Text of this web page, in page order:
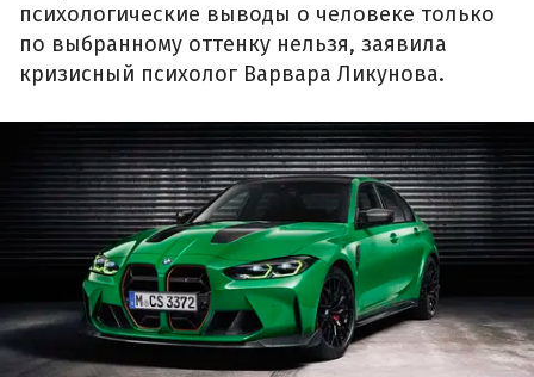
психологические выводы о человеке только
по выбранному оттенку нельзя, заявила
кризисный психолог Варвара Ликунова.